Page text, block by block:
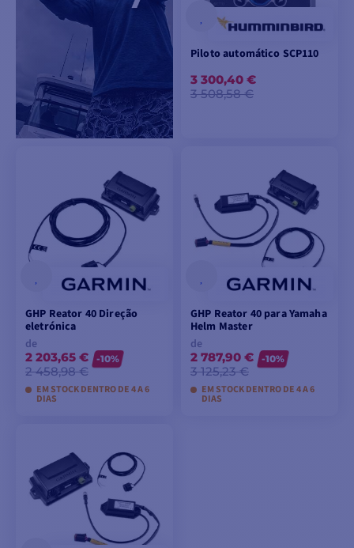
Piloto automático SCP110
3 300,40 €
3 508,58 €
ADICIONAR AO
CARRINHO
GHP Reator 40 Direção
eletrónica
de
2 203,65 €
2 458,98 €
-10%
EM STOCK DENTRO DE 4 A 6
DIAS
GHP Reator 40 para Yamaha
Helm Master
de
2 787,90 €
3 125,23 €
-10%
EM STOCK DENTRO DE 4 A 6
DIAS